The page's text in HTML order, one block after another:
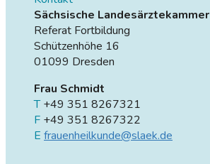
Sächsische Landesärztekammer
Referat Fortbildung
Schützenhöhe 16
01099 Dresden
Frau Schmidt
T+49 351 8267321
F +49 351 8267322
E frauenheilkunde@slaek.de